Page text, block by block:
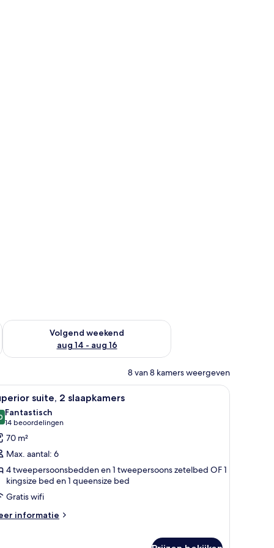
weekend aug 7 - aug 9
Volgend weekend
aug 14 - aug 16
De beschikbaarheid controleren voor volgend weekend aug
8 van 8 kamers weergeven
fauteuil en een houten kastje met toiletartikelen.
beddengoed, een kluis op de kamer, verduisterende gordijnen
Een woonkamer met een bank, fauteuil,
12 suite, 2 slaapkamers
van 10
Fantastisch
14 beoordelingen
(14
beoordelingen)
70 m²
Max. aantal: 6
4 tweepersoonsbedden en 1 tweepersoons zetelbed OF 1
kingsize bed en 1 queensize bed
Gratis wifi
informatie